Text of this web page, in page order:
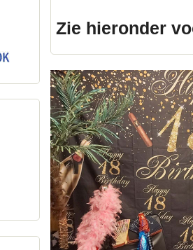
Zie hieronder